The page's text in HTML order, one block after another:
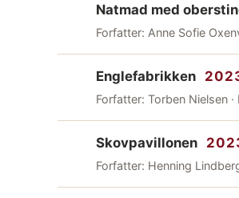
Natmad med
Forfatter: Anne Sofie
Englefabrikken
Forfatter: Torben Nielsen
Skovpavillonen
Forfatter: Henning